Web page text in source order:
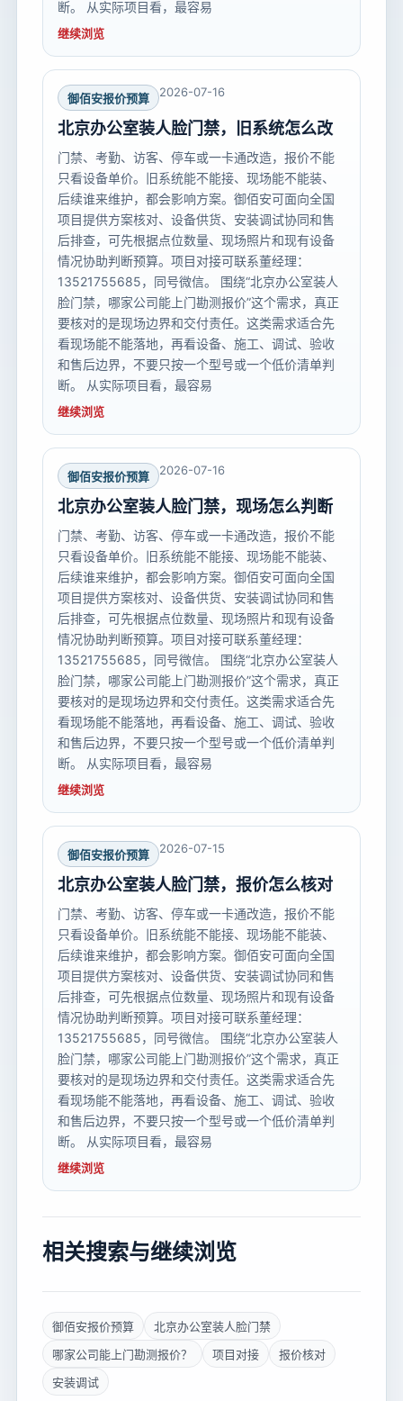
断。 从实际项目看，最容易
继续浏览
御佰安报价预算 2026-07-16
北京办公室装人脸门禁，旧系统怎么改
门禁、考勤、访客、停车或一卡通改造，报价不能
只看设备单价。旧系统能不能接、现场能不能装、
后续谁来维护，都会影响方案。御佰安可面向全国
项目提供方案核对、设备供货、安装调试协同和售
后排查，可先根据点位数量、现场照片和现有设备
情况协助判断预算。项目对接可联系董经理：
13521755685，同号微信。 围绕“北京办公室装人
脸门禁，哪家公司能上门勘测报价”这个需求，真正
要核对的是现场边界和交付责任。这类需求适合先
看现场能不能落地，再看设备、施工、调试、验收
和售后边界，不要只按一个型号或一个低价清单判
断。 从实际项目看，最容易
继续浏览
御佰安报价预算 2026-07-16
北京办公室装人脸门禁，现场怎么判断
门禁、考勤、访客、停车或一卡通改造，报价不能
只看设备单价。旧系统能不能接、现场能不能装、
后续谁来维护，都会影响方案。御佰安可面向全国
项目提供方案核对、设备供货、安装调试协同和售
后排查，可先根据点位数量、现场照片和现有设备
情况协助判断预算。项目对接可联系董经理：
13521755685，同号微信。 围绕“北京办公室装人
脸门禁，哪家公司能上门勘测报价”这个需求，真正
要核对的是现场边界和交付责任。这类需求适合先
看现场能不能落地，再看设备、施工、调试、验收
和售后边界，不要只按一个型号或一个低价清单判
断。 从实际项目看，最容易
继续浏览
御佰安报价预算 2026-07-15
北京办公室装人脸门禁，报价怎么核对
门禁、考勤、访客、停车或一卡通改造，报价不能
只看设备单价。旧系统能不能接、现场能不能装、
后续谁来维护，都会影响方案。御佰安可面向全国
项目提供方案核对、设备供货、安装调试协同和售
后排查，可先根据点位数量、现场照片和现有设备
情况协助判断预算。项目对接可联系董经理：
13521755685，同号微信。 围绕“北京办公室装人
脸门禁，哪家公司能上门勘测报价”这个需求，真正
要核对的是现场边界和交付责任。这类需求适合先
看现场能不能落地，再看设备、施工、调试、验收
和售后边界，不要只按一个型号或一个低价清单判
断。 从实际项目看，最容易
继续浏览
相关搜索与继续浏览
御佰安报价预算
北京办公室装人脸门禁
哪家公司能上门勘测报价？
项目对接
报价核对
安装调试